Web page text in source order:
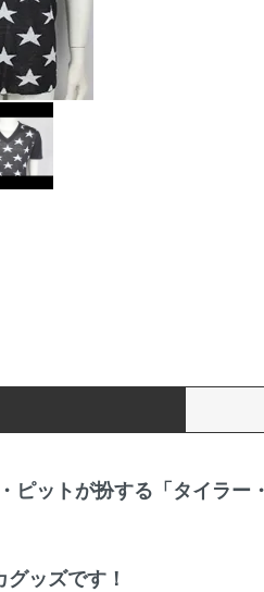
ピットが扮する「タイラー
ッズです！